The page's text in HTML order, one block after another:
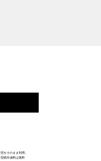
型をそのまま利用。
型紙作成料は無料